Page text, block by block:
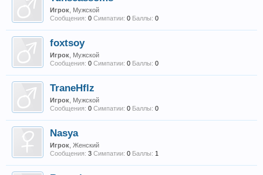
Игрок , Мужской
Сообщения: 0 Симпатии: 0 Баллы: 0
foxtsoy
Игрок , Мужской
Сообщения: 0 Симпатии: 0 Баллы: 0
TraneHflz
Игрок , Мужской
Сообщения: 0 Симпатии: 0 Баллы: 0
Nasya
Игрок , Женский
Сообщения: 3 Симпатии: 0 Баллы: 1